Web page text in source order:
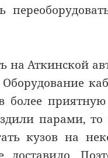
Аткинской
Оборудование
более
парами, то
кузов на
доставило.